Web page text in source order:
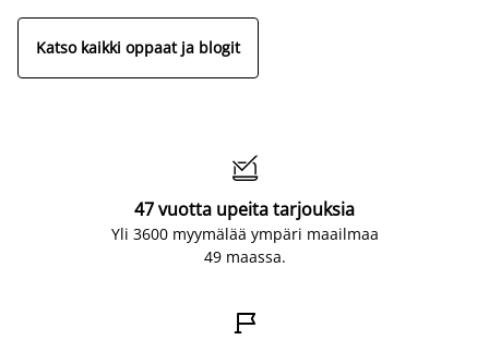
Katso kaikki oppaat ja blogit

47 vuotta upeita tarjouksia
Yli 3600 myymälää ympäri maailmaa
49 maassa.
